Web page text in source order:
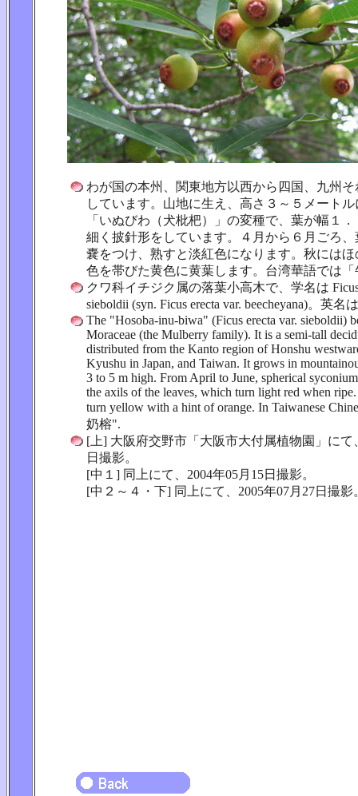
わが国の本州、関東地方以西から四国、九州
しています。山地に生え、高さ３～５メート
「いぬびわ（犬枇杷）」の変種で、葉が幅１
細く披針形をしています。４月から６月ごろ
嚢をつけ、熟すと淡紅色になります。秋には
色を帯びた黄色に黄葉します。台湾華語では
クワ科イチジク属の落葉小高木で、学名は Ficus
sieboldii (syn. Ficus erecta var. beecheyana)。英名
The "Hosoba-inu-biwa" (Ficus erecta var. sieboldii)
Moraceae (the Mulberry family). It is a semi-tall
distributed from the Kanto region of Honshu
Kyushu in Japan, and Taiwan. It grows in
3 to 5 m high. From April to June, spherical
the axils of the leaves, which turn light red when
turn yellow with a hint of orange. In Taiwanese
奶榕".
[上] 大阪府交野市「大阪市大付属植物園」にて
日撮影。
[中１] 同上にて、2004年05月15日撮影。
[中２～４・下] 同上にて、2005年07月27日撮影